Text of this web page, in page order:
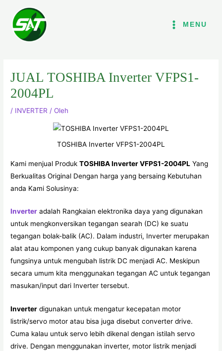
konten
MENU
JUAL TOSHIBA Inverter VFPS1-
2004PL
/ INVERTER / Oleh
TOSHIBA Inverter VFPS1-2004PL
Kami menjual ProdukTOSHIBA Inverter VFPS1-2004PL Yang
Berkualitas Original Dengan harga yang bersaing Kebutuhan
anda Kami Solusinya:
Inverter adalah Rangkaian elektronika daya yang digunakan
untuk mengkonversikan tegangan searah (DC) ke suatu
tegangan bolak-balik (AC). Dalam industri, Inverter merupakan
alat atau komponen yang cukup banyak digunakan karena
fungsinya untuk mengubah listrik DC menjadi AC. Meskipun
secara umum kita menggunakan tegangan AC untuk tegangan
masukan/input dari Inverter tersebut.
Inverter digunakan untuk mengatur kecepatan motor
listrik/servo motor atau bisa juga disebut converter drive.
Cuma kalau untuk servo lebih dikenal dengan istilah servo
drive. Dengan menggunakan inverter, motor listrik menjadi